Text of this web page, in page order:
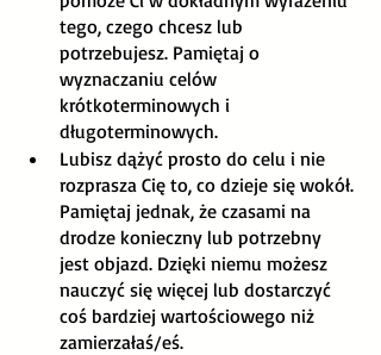
tego, czego chcesz lub
potrzebujesz. Pamiętaj o
wyznaczaniu celów
krótkoterminowych i
długoterminowych.
Lubisz dążyć prosto do celu i nie
rozprasza Cię to, co dzieje się wokół.
Pamiętaj jednak, że czasami na
drodze konieczny lub potrzebny
jest objazd. Dzięki niemu możesz
nauczyć się więcej lub dostarczyć
coś bardziej wartościowego niż
zamierzałaś/eś.